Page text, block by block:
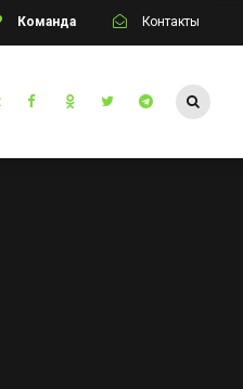
Команда Контакты